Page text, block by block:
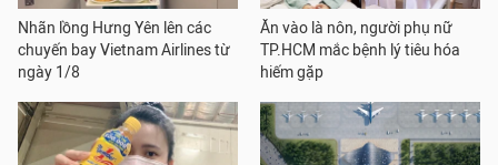
Nhãn lồng Hưng Yên lên các
chuyến bay Vietnam Airlines từ
ngày 1/8
Ăn vào là nôn, người phụ nữ
TP.HCM mắc bệnh lý tiêu hóa
hiếm gặp